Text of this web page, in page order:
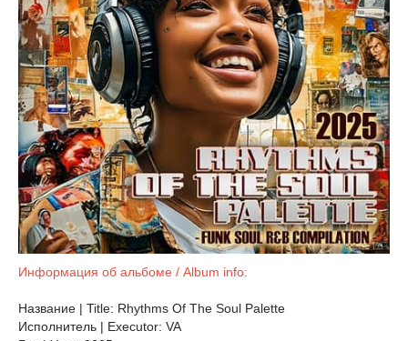
Информация об альбоме / Album info:
Название | Title: Rhythms Of The Soul Palette
Исполнитель | Executor: VA